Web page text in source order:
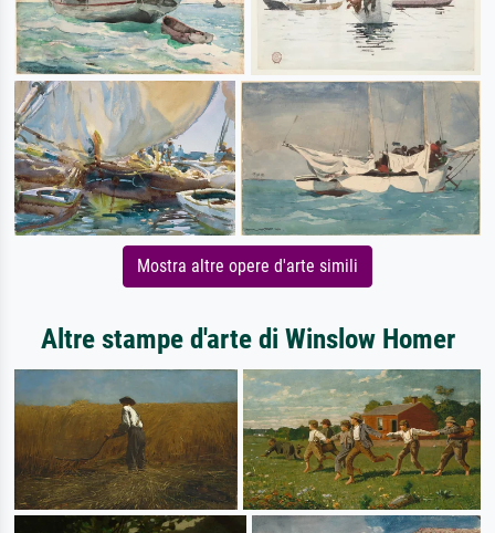
Mostra altre opere d'arte simili
Altre stampe d'arte di Winslow Homer